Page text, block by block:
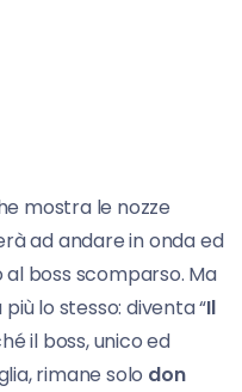
mostra le nozze
ad andare in onda ed
boss scomparso. Ma
lo stesso: diventa “Il
il boss, unico ed
rimane solo don